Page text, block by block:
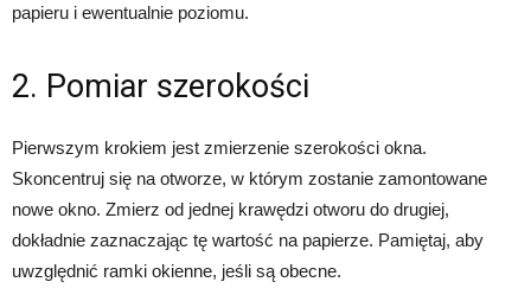
papieru i ewentualnie poziomu.
2. Pomiar szerokości
Pierwszym krokiem jest zmierzenie szerokości okna.
Skoncentruj się na otworze, w którym zostanie zamontowane
nowe okno. Zmierz od jednej krawędzi otworu do drugiej,
dokładnie zaznaczając tę wartość na papierze. Pamiętaj, aby
uwzględnić ramki okienne, jeśli są obecne.